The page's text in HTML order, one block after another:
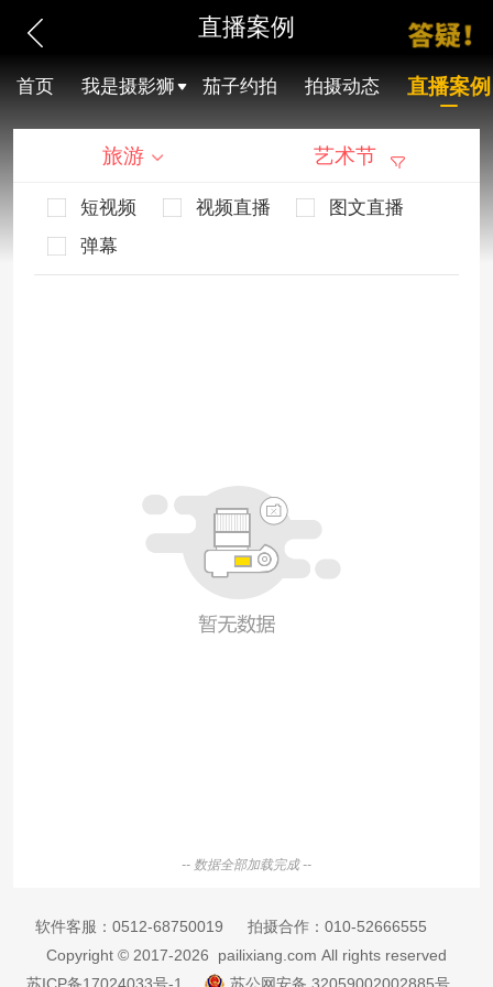
直播案例
首页 我是摄影狮 茄子约拍 拍摄动态 直播案例
旅游 艺术节
短视频 视频直播
图文直播
弹幕
-- 数据全部加载完成 --
软件客服： 0512-68750019 拍摄合作： 010-52666555
Copyright © 2017-2026 pailixiang.com All rights reserved
苏ICP备17024033号-1
苏公网安备 32059002002885号